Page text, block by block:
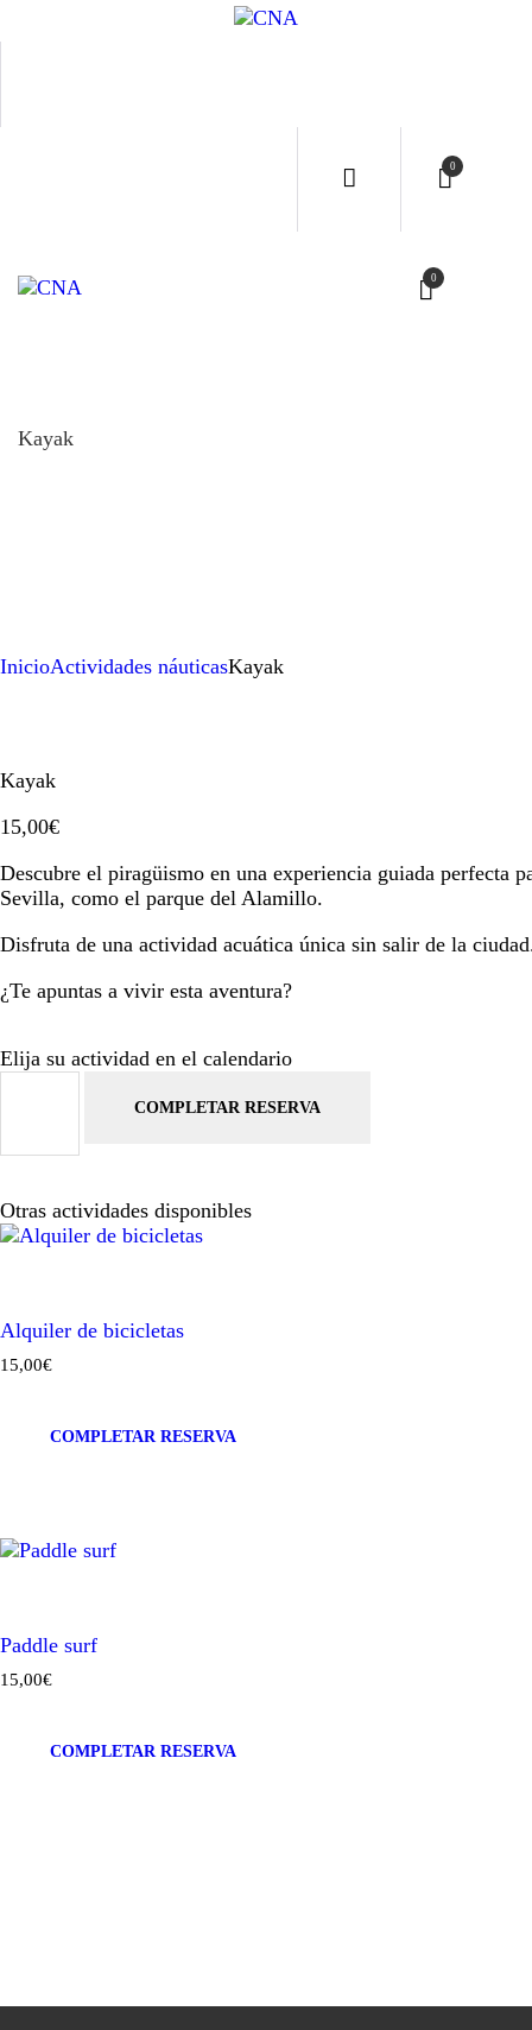
0
0
Kayak
InicioActividades náuticasKayak
Kayak
15,00€
Descubre el piragüismo en una experiencia guiada perfecta
Sevilla, como el parque del Alamillo.
Disfruta de una actividad acuática única sin salir de la
¿Te apuntas a vivir esta aventura?
Elija su actividad en el calendario
COMPLETAR RESERVA
Otras actividades disponibles
Alquiler de bicicletas
15,00€
COMPLETAR RESERVA
Paddle surf
15,00€
COMPLETAR RESERVA